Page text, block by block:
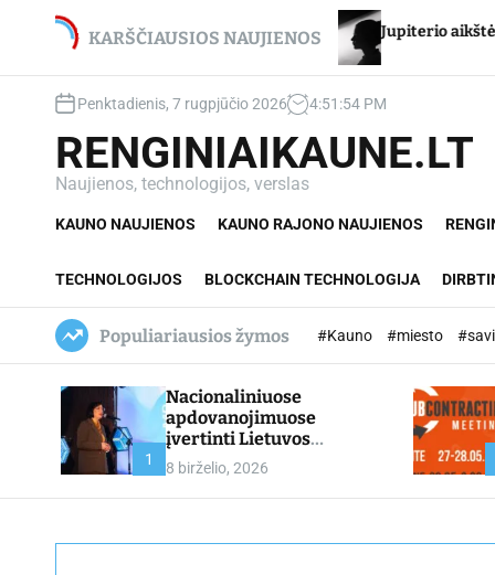
KARŠČIAUSIOS NAUJIENOS
– net du Jupiterio aikštės Chironas – atmetimo
Penktadienis, 7 rugpjūčio 2026 4:51 :56 PM
RENGINIAIKAUNE.LT
Naujienos, technologijos, verslas
KAUNO NAUJIENOS KAUNO RAJONO NAUJIENOS
TECHNOLOGIJOS BLOCKCHAIN TECHNOLOGIJA
Populiariausios žymos #Kauno #miesto
1
Nacionaliniuose
apdovanojimuose
įvertinti Lietuvos
profesinio mokymo
lyderiai
8 birželio, 2026